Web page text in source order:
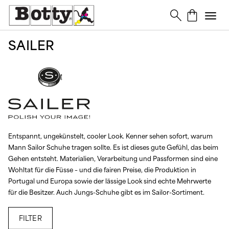
SAILER
Entspannt, ungekünstelt, cooler Look. Kenner sehen sofort, warum
Mann Sailor Schuhe tragen sollte. Es ist dieses gute Gefühl, das beim
Gehen entsteht. Materialien, Verarbeitung und Passformen sind eine
Wohltat für die Füsse – und die fairen Preise, die Produktion in
Portugal und Europa sowie der lässige Look sind echte Mehrwerte
für die Besitzer. Auch Jungs-Schuhe gibt es im Sailor-Sortiment.
FILTER